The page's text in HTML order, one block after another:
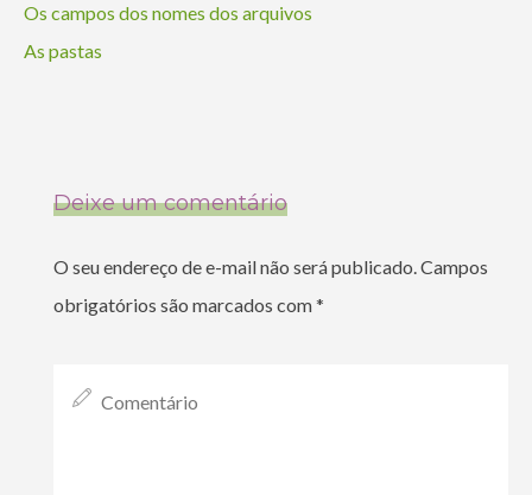
Os campos dos nomes dos arquivos
As pastas
Deixe um comentário
O seu endereço de e-mail não será publicado.Campos
obrigatórios são marcados com*